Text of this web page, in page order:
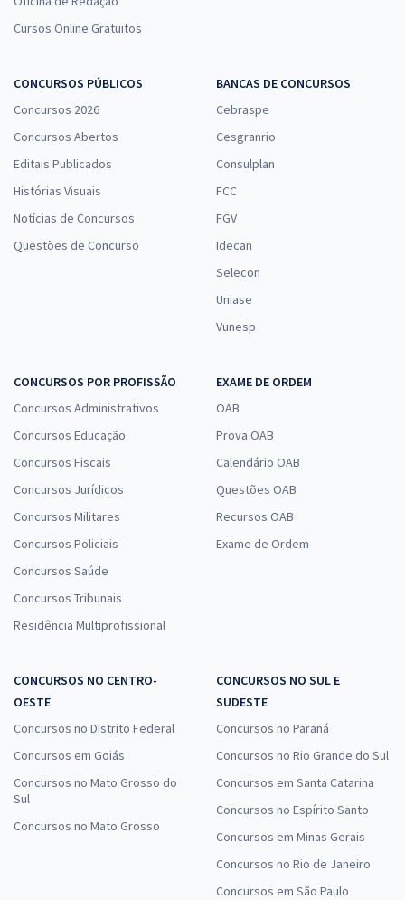
Cursos Online Gratuitos
CONCURSOS PÚBLICOS
Concursos 2026
Concursos Abertos
Editais Publicados
Histórias Visuais
Notícias de Concursos
Questões de Concurso
BANCAS DE CONCURSOS
Cebraspe
Cesgranrio
Consulplan
FCC
FGV
Idecan
Selecon
Uniase
Vunesp
CONCURSOS POR PROFISSÃO
Concursos Administrativos
Concursos Educação
Concursos Fiscais
Concursos Jurídicos
Concursos Militares
Concursos Policiais
Concursos Saúde
Concursos Tribunais
Residência Multiprofissional
EXAME DE ORDEM
OAB
Prova OAB
Calendário OAB
Questões OAB
Recursos OAB
Exame de Ordem
CONCURSOS NO CENTRO-
OESTE
Concursos no Distrito Federal
Concursos em Goiás
Concursos no Mato Grosso do
Sul
Concursos no Mato Grosso
CONCURSOS NO SUL E
SUDESTE
Concursos no Paraná
Concursos no Rio Grande do Sul
Concursos em Santa Catarina
Concursos no Espírito Santo
Concursos em Minas Gerais
Concursos no Rio de Janeiro
Concursos em São Paulo